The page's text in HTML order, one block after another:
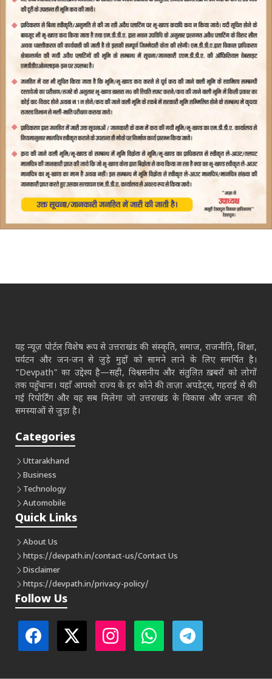
यह न्यूज़ पोर्टल विशेष रूप से उत्तराखंड की संस्कृति, समाज, राजनीति, शिक्षा,
पर्यटन और जन-जन से जुड़े मुद्दों को सामने लाने के लिए समर्पित है।
"Devpath" का उद्देश्य है—सही, विश्वसनीय और संतुलित ख़बरों को लोगों
तक पहुँचाना। यहाँ आपको राज्य के हर कोने की ताज़ा अपडेट्स, गहराई से की
गई रिपोर्टिंग और वह सब मिलेगा जो उत्तराखंड के विकास और जनता की
समस्याओं से जुड़ा है।
Categories
Uttarakhand
Business
Technology
Automobile
Quick Links
About Us
https://devpath.in/contact-us/Contact Us
Disclaimer
https://devpath.in/privacy-policy/
Follow Us